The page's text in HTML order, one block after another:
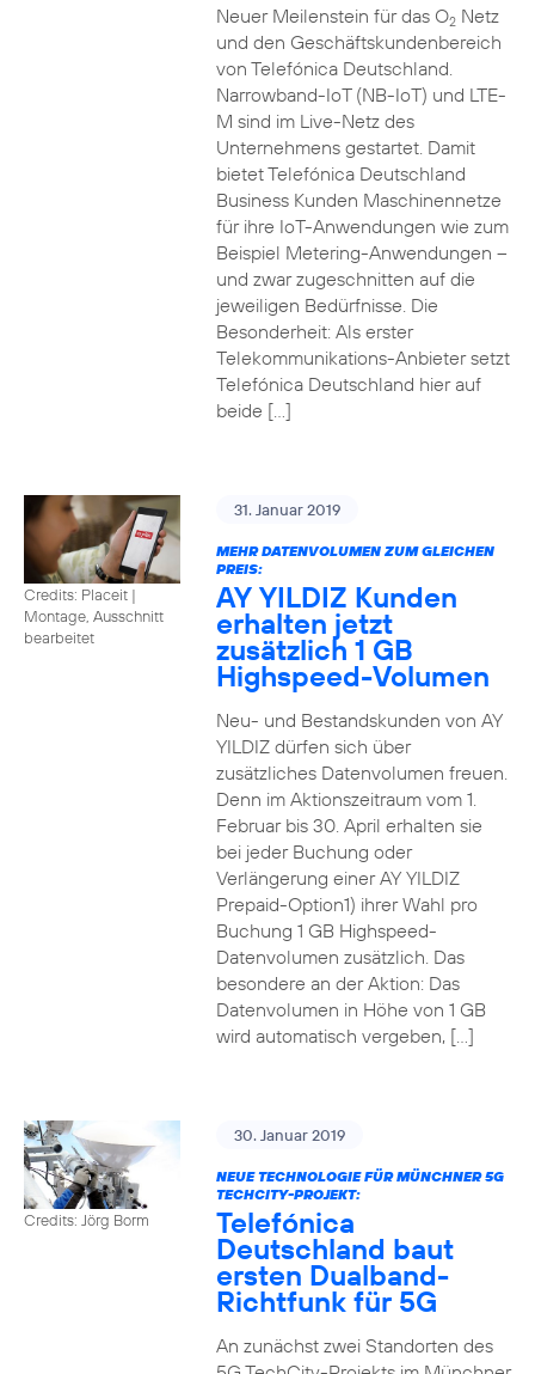
Neuer Meilenstein für das O2Netz
und den Geschäftskundenbereich
von Telefónica Deutschland.
Narrowband-IoT (NB-IoT) und LTE-
M sind im Live-Netz des
Unternehmens gestartet. Damit
bietet Telefónica Deutschland
Business Kunden Maschinennetze
für ihre IoT-Anwendungen wie zum
Beispiel Metering-Anwendungen –
und zwar zugeschnitten auf die
jeweiligen Bedürfnisse. Die
Besonderheit: Als erster
Telekommunikations-Anbieter setzt
Telefónica Deutschland hier auf
beide […]
Credits: Placeit |
Montage, Ausschnitt
bearbeitet
31. Januar 2019
MEHR DATENVOLUMEN ZUM GLEICHEN
PREIS:
AY YILDIZ Kunden
erhalten jetzt
zusätzlich 1 GB
Highspeed-Volumen
Neu- und Bestandskunden von AY
YILDIZ dürfen sich über
zusätzliches Datenvolumen freuen.
Denn im Aktionszeitraum vom 1.
Februar bis 30. April erhalten sie
bei jeder Buchung oder
Verlängerung einer AY YILDIZ
Prepaid-Option1) ihrer Wahl pro
Buchung 1 GB Highspeed-
Datenvolumen zusätzlich. Das
besondere an der Aktion: Das
Datenvolumen in Höhe von 1 GB
wird automatisch vergeben, […]
Credits: Jörg Borm
30. Januar 2019
NEUE TECHNOLOGIE FÜR MÜNCHNER 5G
TECHCITY-PROJEKT:
Telefónica
Deutschland baut
ersten Dualband-
Richtfunk für 5G
An zunächst zwei Standorten des